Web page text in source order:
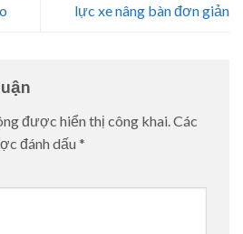
lực xe nâng bàn đơn giản
được hiển thị công khai. Các
đánh dấu *